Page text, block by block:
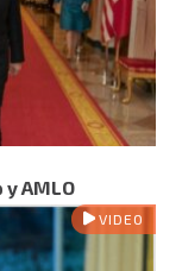
AMLO
VIDEO